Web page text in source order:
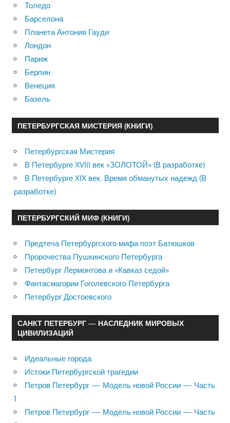
Толедо
Барселона
Планета Антония Гауди
Лондон
Париж
Берлин
Венеция
Базель
ПЕТЕРБУРГСКАЯ МИСТЕРИЯ (КНИГИ)
Петербургская Мистерия
В Петербурге XVIII век «ЗОЛОТОЙ» (В разработке)
В Петербурге XIX век. Время обманутых надежд (В
разработке)
ПЕТЕРБУРГСКИЙ МИФ (КНИГИ)
Предтеча Петербургского мифа поэт Батюшков
Пророчества Пушкинского Петербурга
Петербург Лермонтова и «Кавказ седой»
Фантасмагории Гоголевского Петербурга
Петербург Достоевского
САНКТ ПЕТЕРБУРГ — НАСЛЕДНИК МИРОВЫХ
ЦИВИЛИЗАЦИЙ
Идеальные города
Истоки Петербургской трагедии
Петров Петербург — Модель новой России — Часть
1
Петров Петербург — Модель новой России — Часть